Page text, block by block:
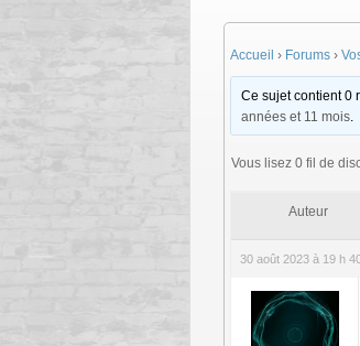
Accueil › Forums ›
Ce sujet contient 0
années et 11 mois.
Vous lisez 0 fil de
Auteur
30 août 2023 à 19 h